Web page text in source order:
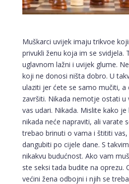
Muškarci uvijek imaju trikvoe
privukli ženu koja im se svidjela.
uglavnom lažni i uvijek glume.
koji ne donosi ništa dobro. U
ulaziti jer ćete se samo mučiti, a
završiti. Nikada nemotje ostati
vas udari. Nikada. Mislite kako
nikada neće napraviti, ali varate
trebao brinuti o vama i štititi vas,
dangubiti po cijele dane. S
nikakvu budućnost. Ako vam
ste seksi tada budite na oprezu.
većini žena odbojni i njih se